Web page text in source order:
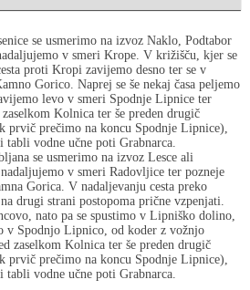
se usmerimo na izvoz Naklo, Podtabor
v smeri Krope. V križišču, kjer se
proti Kropi zavijemo desno ter se v
Gorico. Naprej se še nekaj časa peljemo
levo v smeri Spodnje Lipnice ter
Kolnica ter še preden drugič
prvič prečimo na koncu Spodnje Lipnice),
vodne učne poti Grabnarca.
se usmerimo na izvoz Lesce ali
v smeri Radovljice ter pozneje
Gorica. V nadaljevanju cesta preko
drugi strani postopoma prične vzpenjati.
nato pa se spustimo v Lipniško dolino,
v Spodnjo Lipnico, od koder z vožnjo
zaselkom Kolnica ter še preden drugič
prvič prečimo na koncu Spodnje Lipnice),
vodne učne poti Grabnarca.